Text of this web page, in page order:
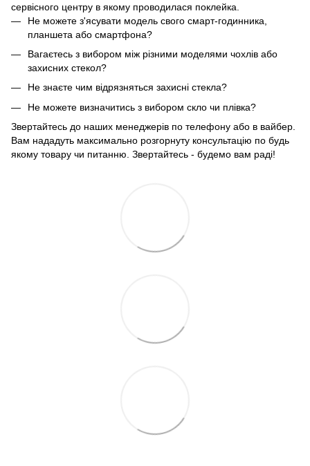
сервісного центру в якому проводилася поклейка.
Не можете з'ясувати модель свого смарт-годинника,
планшета або смартфона?
Вагаєтесь з вибором між різними моделями чохлів або
захисних стекол?
Не знаєте чим відрязняться захисні стекла?
Не можете визначитись з вибором скло чи плівка?
Звертайтесь до наших менеджерів по телефону або в вайбер.
Вам нададуть максимально розгорнуту консультацію по будь
якому товару чи питанню. Звертайтесь - будемо вам раді!